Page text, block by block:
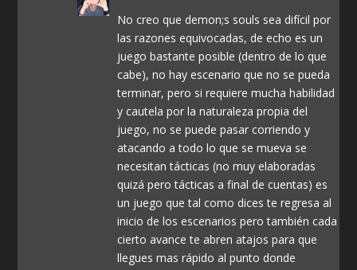
No creo que demon;s souls sea difícil por
las razones equivocadas, de echo es un
juego bastante posible (dentro de lo que
cabe), no hay escenario que no se pueda
terminar, pero si requiere mucha habilidad
y cautela por la naturaleza propia del
juego, no se puede pasar corriendo y
atacando a todo lo que se mueva se
necesitan tácticas (no muy elaboradas
quizá pero tácticas a final de cuentas) es
un juego que tal como dices te regresa al
inicio de los escenarios pero también cada
cierto avance te abren atajos para que
llegues mas rápido al punto donde